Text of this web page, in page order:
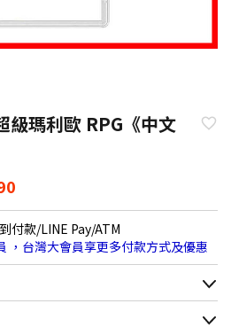
瑪利歐 RPG《中文
付款/LINE Pay/ATM
，台灣大會員享更多付款方式及優惠
請以購物車顯示為主